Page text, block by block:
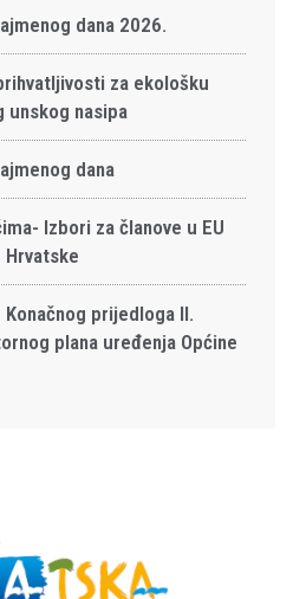
dana 2026.
za ekološku
unskog nasipa
dana
Izbori za članove u EU
prijedloga II.
plana uređenja Općine